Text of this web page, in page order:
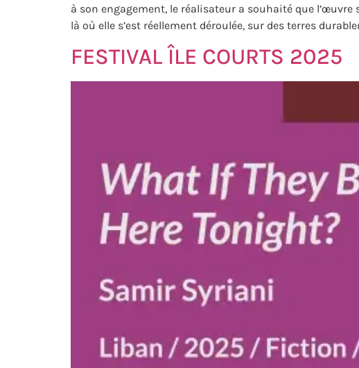
à son engagement, le réalisateur a souhaité que
là où elle s’est réellement déroulée, sur des terres
FESTIVAL ÎLE COURTS 2025